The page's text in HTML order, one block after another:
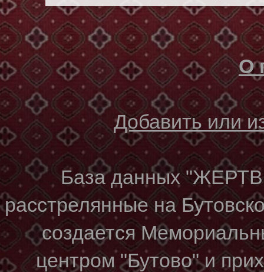
О
Добавить или
База данных
расстрелянные на
создается
центром "Бутово" и